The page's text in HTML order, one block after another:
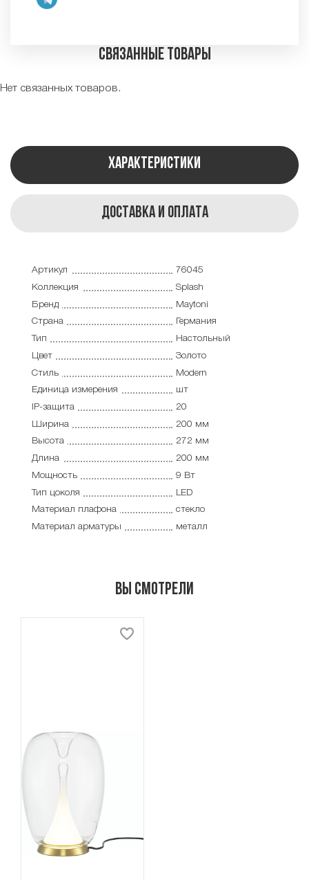
Связанные товары
Нет связанных товаров.
Характеристики
Доставка и оплата
Артикул
76045
Коллекция
Splash
Бренд
Maytoni
Страна
Германия
Тип
Настольный
Цвет
Золото
Стиль
Modern
Единица измерения
шт
IP-защита
20
Ширина
200 мм
Высота
272 мм
Длина
200 мм
Мощность
9 Вт
Тип цоколя
LED
Материал плафона
стекло
Материал арматуры
металл
Вы смотрели